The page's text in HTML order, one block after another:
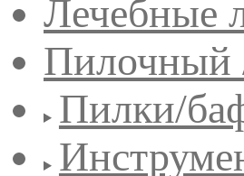
Лечебные
Пилочный
Пилки/